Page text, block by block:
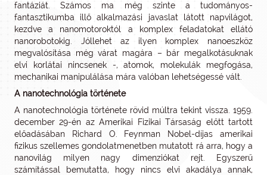
fantáziát. Számos ma még szinte a tudományos-
fantasztikumba illő alkalmazási javaslat látott napvilágot,
kezdve a nanomotoroktól a komplex feladatokat ellátó
nanorobotokig. Jóllehet az ilyen komplex nanoeszköz
megvalósítása még várat magára – bár megalkotásuknak
elvi korlátai nincsenek -, atomok, molekulák megfogása,
mechanikai manipulálása mára valóban lehetségessé vált.
A nanotechnológia története
A nanotechnológia története rövid múltra tekint vissza. 1959.
december 29-én az Amerikai Fizikai Társaság előtt tartott
előadásában Richard O. Feynman Nobel-díjas amerikai
fizikus szellemes gondolatmenetben mutatott rá arra, hogy a
nanovilág milyen nagy dimenziókat rejt. Egyszerű
számítással bemutatta, hogy nincs elvi akadálya annak,